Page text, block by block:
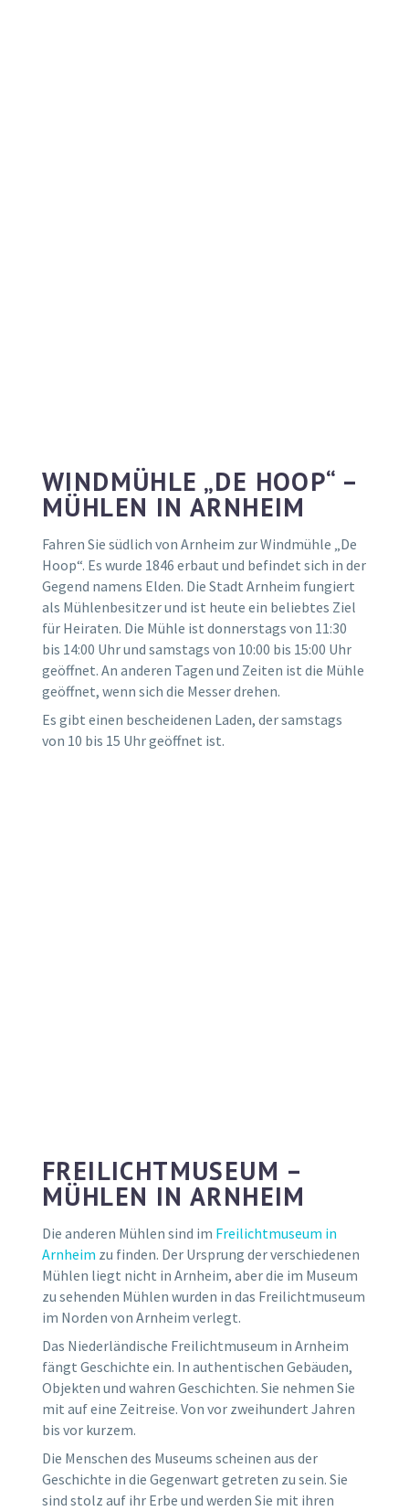
WINDMÜHLE „DE HOOP“ –
MÜHLEN IN ARNHEIM
Fahren Sie südlich von Arnheim zur Windmühle „De
Hoop“. Es wurde 1846 erbaut und befindet sich in der
Gegend namens Elden. Die Stadt Arnheim fungiert
als Mühlenbesitzer und ist heute ein beliebtes Ziel
für Heiraten. Die Mühle ist donnerstags von 11:30
bis 14:00 Uhr und samstags von 10:00 bis 15:00 Uhr
geöffnet. An anderen Tagen und Zeiten ist die Mühle
geöffnet, wenn sich die Messer drehen.
Es gibt einen bescheidenen Laden, der samstags
von 10 bis 15 Uhr geöffnet ist.
FREILICHTMUSEUM –
MÜHLEN IN ARNHEIM
Die anderen Mühlen sind im Freilichtmuseum in
Arnheim zu finden. Der Ursprung der verschiedenen
Mühlen liegt nicht in Arnheim, aber die im Museum
zu sehenden Mühlen wurden in das Freilichtmuseum
im Norden von Arnheim verlegt.
Das Niederländische Freilichtmuseum in Arnheim
fängt Geschichte ein. In authentischen Gebäuden,
Objekten und wahren Geschichten. Sie nehmen Sie
mit auf eine Zeitreise. Von vor zweihundert Jahren
bis vor kurzem.
Die Menschen des Museums scheinen aus der
Geschichte in die Gegenwart getreten zu sein. Sie
sind stolz auf ihr Erbe und werden Sie mit ihren